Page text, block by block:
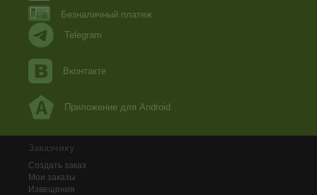
Безналичный платеж
Telegram
Вконтакте
Приложение для Android
Заказчику
Создать заказ
Мои заказы
Извещения